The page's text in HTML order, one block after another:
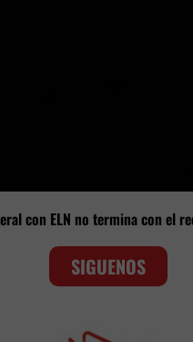
con ELN no termina con el
SIGUENOS